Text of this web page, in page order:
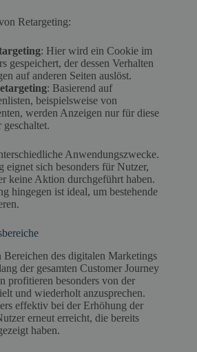
Retargeting:
: Hier wird ein Cookie im
gespeichert, der dessen Verhalten
auf anderen Seiten auslöst.
: Basierend auf
beispielsweise von
werden Anzeigen nur für diese
Anwendungszwecke.
eignet sich besonders für Nutzer,
keine Aktion durchgeführt haben.
hingegen ist ideal, um bestehende
des digitalen Marketings
der gesamten Customer Journey
profitieren besonders von der
und wiederholt anzusprechen.
effektiv bei der Erhöhung der
erneut erreicht, die bereits
haben.